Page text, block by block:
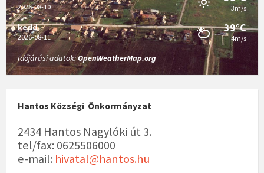
2026-08-10 3m/s
kedd
2026-08-11
39°C
4m/s
Időjárási adatok:OpenWeatherMap.org
Hantos Községi Önkormányzat
2434 Hantos Nagylóki út 3.
tel/fax: 0625506000
e-mail: hivatal@hantos.hu